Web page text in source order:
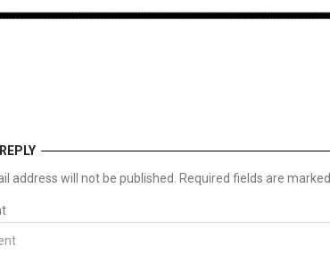
address will not be published. Required fields are marked